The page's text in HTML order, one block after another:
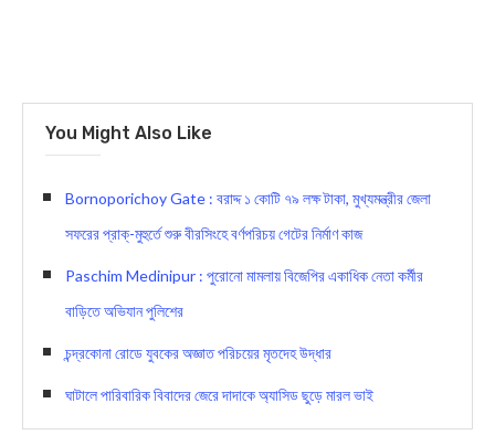
You Might Also Like
Bornoporichoy Gate : বরাদ্দ ১ কোটি ৭৯ লক্ষ টাকা, মুখ্যমন্ত্রীর জেলা
সফরের প্রাক্-মুহুর্তে শুরু বীরসিংহে বর্ণপরিচয় গেটের নির্মাণ কাজ
Paschim Medinipur : পুরোনো মামলায় বিজেপির একাধিক নেতা কর্মীর
বাড়িতে অভিযান পুলিশের
চন্দ্রকোনা রোডে যুবকের অজ্ঞাত পরিচয়ের মৃতদেহ উদ্ধার
ঘাটালে পারিবারিক বিবাদের জেরে দাদাকে অ্যাসিড ছুড়ে মারল ভাই